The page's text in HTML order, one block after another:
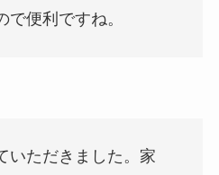
便利ですね。
いただきました。家